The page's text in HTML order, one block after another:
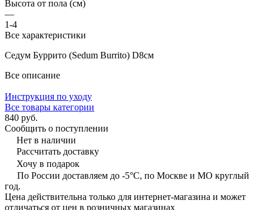
Высота от пола (см)
—
1-4
Все характеристики
Седум Буррито (Sedum Burrito) D8см
Все описание
Инструкция по уходу
Все товары категории
840 руб.
Сообщить о поступлении
Нет в наличии
Рассчитать доставку
Хочу в подарок
По России доставляем до -5°C, по Москве и МО круглый
год.
Цена действительна только для интернет-магазина и может
отличаться от цен в розничных магазинах